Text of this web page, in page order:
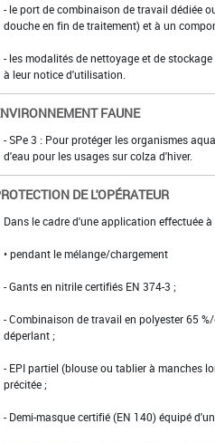
- le port de combinaison de travail dédiée
douche en fin de traitement) et à un
- les modalités de nettoyage et de
à leur notice d'utilisation.
FAUNE
- SPe 3 : Pour protéger les organismes
d'eau pour les usages sur colza d'hiver.
DE L'OPÉRATEUR
Dans le cadre d'une application effectuée
• pendant le mélange/chargement
- Gants en nitrile certifiés EN 374-3 ;
- Combinaison de travail en polyester 65
déperlant ;
- EPI partiel (blouse ou tablier à manches
précitée ;
- Demi-masque certifié (EN 140) équipé